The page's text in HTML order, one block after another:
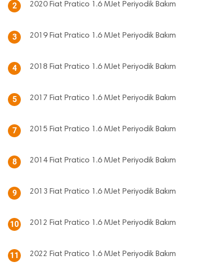
2 2020 Fiat Pratico 1.6 MJet Periyodik Bakım
3 2019 Fiat Pratico 1.6 MJet Periyodik Bakım
4 2018 Fiat Pratico 1.6 MJet Periyodik Bakım
5 2017 Fiat Pratico 1.6 MJet Periyodik Bakım
7 2015 Fiat Pratico 1.6 MJet Periyodik Bakım
8 2014 Fiat Pratico 1.6 MJet Periyodik Bakım
9 2013 Fiat Pratico 1.6 MJet Periyodik Bakım
10 2012 Fiat Pratico 1.6 MJet Periyodik Bakım
11 2022 Fiat Pratico 1.6 MJet Periyodik Bakım